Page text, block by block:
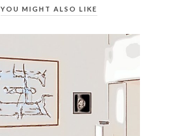
YOU MIGHT ALSO LIKE